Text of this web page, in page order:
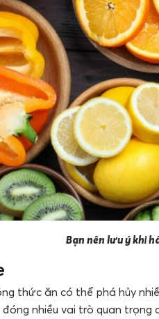
Bạn nên lưu ý khi
thức ăn có thể phá hủy
đóng nhiều vai trò quan trọng